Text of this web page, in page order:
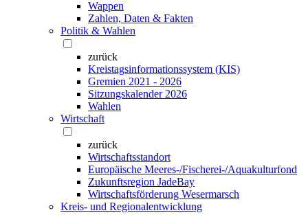
Wappen
Zahlen, Daten & Fakten
Politik & Wahlen
zurück
Kreistagsinformationssystem (KIS)
Gremien 2021 - 2026
Sitzungskalender 2026
Wahlen
Wirtschaft
zurück
Wirtschaftsstandort
Europäische Meeres-/Fischerei-/Aquakulturfond
Zukunftsregion JadeBay
Wirtschaftsförderung Wesermarsch
Kreis- und Regionalentwicklung